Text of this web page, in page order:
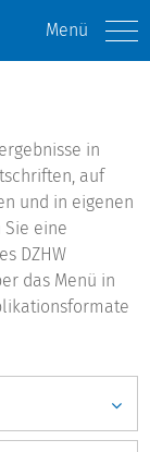
Menü
in
auf
und in eigenen
eine
DZHW
das Menü in